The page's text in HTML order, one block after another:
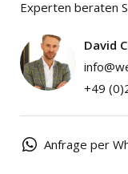
Experten beraten
David
+49
Anfrage per